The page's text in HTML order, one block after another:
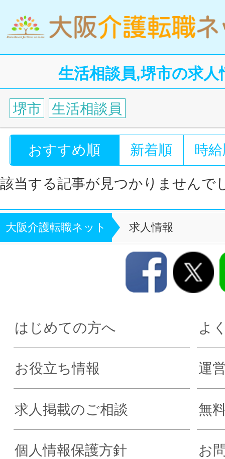
生活相談員,堺市の求人
堺市 生活相談員
おすすめ順 新着順 時
該当する記事が見つかりませんで
大阪介護転職ネット 求人情報
はじめての方へ よ
お役立ち情報 運
求人掲載のご相談 無
個人情報保護方針 お